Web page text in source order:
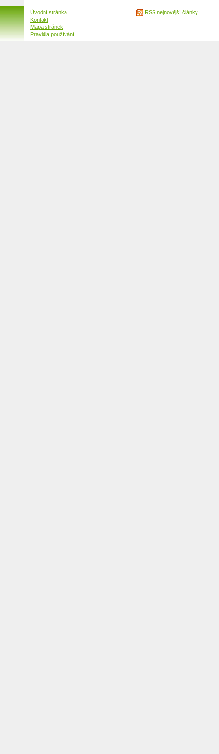
Úvodní stránka
Kontakt
Mapa stránek
Pravidla používání
RSS nejnovější články